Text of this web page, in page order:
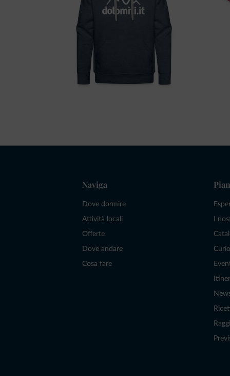
Naviga
Dove dormire
Attività locali
Offerte
Dove andare
Cosa fare
I